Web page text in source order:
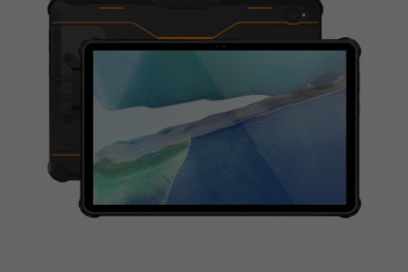
Dite addio all'ansia da batteria
Ninkear T40 utilizza una batteria agli ioni di litio
un'eccellente gestione dell'alimentazione a
livello di sistema e ha un'autonomia fino a 6
ore, sufficiente per un'intera giornata di utilizzo.